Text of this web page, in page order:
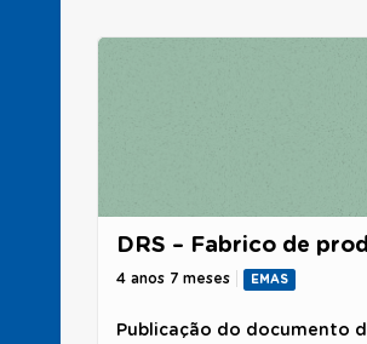
DRS – Fabrico de
4 anos 7 meses EMAS
Publicação do documento